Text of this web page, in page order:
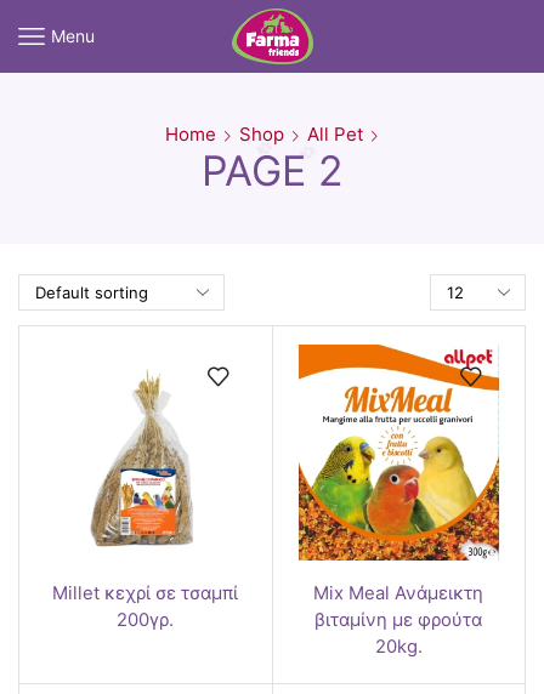
Menu
Home Shop All Pet
PAGE 2
Millet κεχρί σε τσαμπί
200γρ.
Mix Meal Ανάμεικτη
βιταμίνη με φρούτα
20kg.